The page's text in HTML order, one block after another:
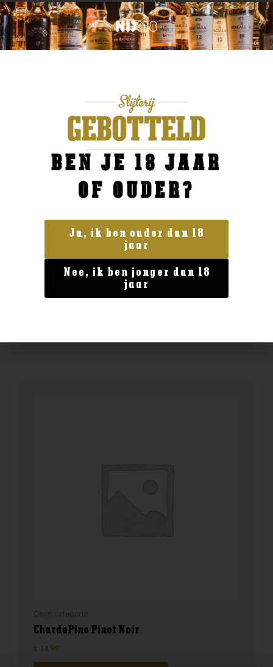
Geen categorie
Enate Crianza
13,99
ChardoPino Pinot Noir
€ 14,99
BEN JE 18 JAAR
OF OUDER?
Ja, ik ben ouder dan 18
jaar
Nee, ik ben jonger dan 18
jaar